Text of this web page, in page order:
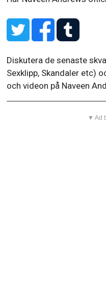
Diskutera de senaste
Sexklipp, Skandaler etc)
och videon på Naveen
▼ Ad